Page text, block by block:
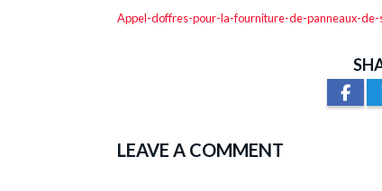
Appel-doffres-pour-la-fourniture-de-panneaux-de-
LEAVE A COMMENT